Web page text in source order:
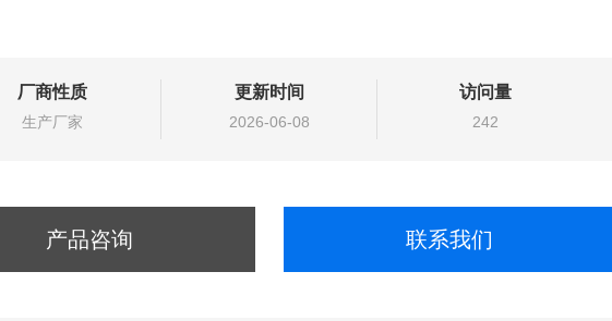
厂商性质
生产厂家
更新时间
2026-06-08
访问量
242
产品咨询 联系我们